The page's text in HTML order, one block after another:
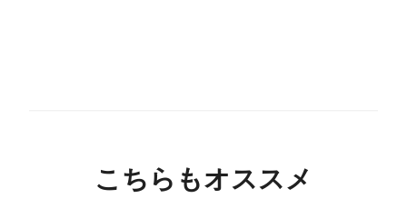
こちらもオススメ